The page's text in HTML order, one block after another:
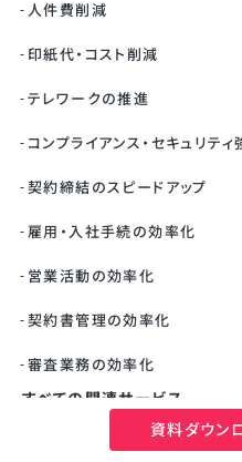
人件費削減
印紙代・コスト削減
テレワークの推進
コンプライアンス・セキュリティ
契約締結のスピードアップ
雇用・入社手続の効率化
営業活動の効率化
契約書管理の効率化
審査業務の効率化
すべての関連サービス
API・システム連携支援（コンサ
資料ダウン